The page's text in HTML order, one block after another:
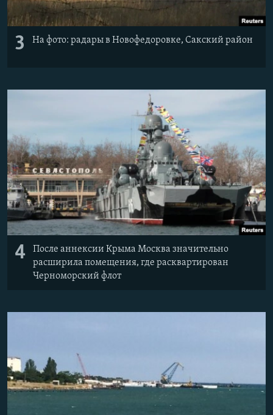
3 На фото: радары в Новофедоровке, Сакский район
4
После аннексии Крыма Москва значительно
расширила помещения, где расквартирован
Черноморский флот